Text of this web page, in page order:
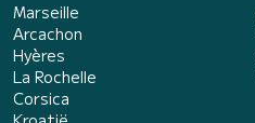
Marseille
Arcachon
Hyères
La Rochelle
Corsica